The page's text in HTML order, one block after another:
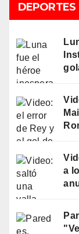
DEPORTES
a